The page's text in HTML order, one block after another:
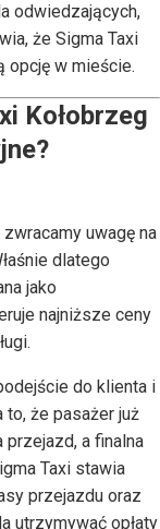
odwiedzających,
że Sigma Taxi
opcję w mieście.
Kołobrzeg
uwagę na
dlatego
jako
najniższe ceny
do klienta i
że pasażer już
przejazd, a finalna
Taxi stawia
przejazdu oraz
utrzymywać opłaty